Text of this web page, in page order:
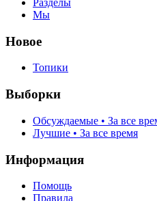
Разделы
Мы
Новое
Топики
Выборки
Обсуждаемые • За все
Лучшие • За все время
Информация
Помощь
Правила